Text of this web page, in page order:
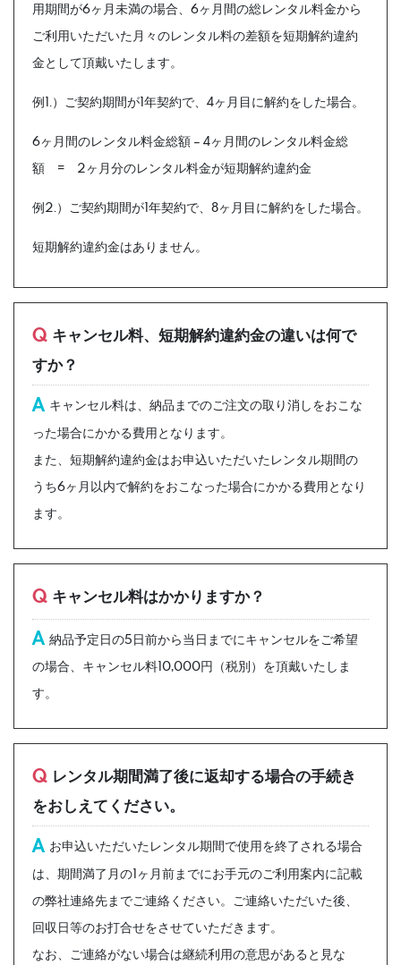
用期間が6ヶ月未満の場合、6ヶ月間の総レンタル料金から
ご利用いただいた月々のレンタル料の差額を短期解約違約
金として頂戴いたします。
例1.）ご契約期間が1年契約で、4ヶ月目に解約をした場合。
6ヶ月間のレンタル料金総額 – 4ヶ月間のレンタル料金総
額 = 2ヶ月分のレンタル料金が短期解約違約金
例2.）ご契約期間が1年契約で、8ヶ月目に解約をした場合。
短期解約違約金はありません。
Q キャンセル料、短期解約違約金の違いは何で
すか？
A キャンセル料は、納品までのご注文の取り消しをおこな
った場合にかかる費用となります。
また、短期解約違約金はお申込いただいたレンタル期間の
うち6ヶ月以内で解約をおこなった場合にかかる費用となり
ます。
Q キャンセル料はかかりますか？
A 納品予定日の5日前から当日までにキャンセルをご希望
の場合、キャンセル料10,000円（税別）を頂戴いたしま
す。
Q レンタル期間満了後に返却する場合の手続き
をおしえてください。
A お申込いただいたレンタル期間で使用を終了される場合
は、期間満了月の1ヶ月前までにお手元のご利用案内に記載
の弊社連絡先までご連絡ください。ご連絡いただいた後、
回収日等のお打合せをさせていただきます。
なお、ご連絡がない場合は継続利用の意思があると見な